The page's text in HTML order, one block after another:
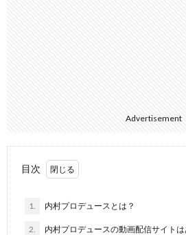
Advertisement
目次
1. 内村プロデュースとは？
2. 内村プロデュースの動画配信サイトは